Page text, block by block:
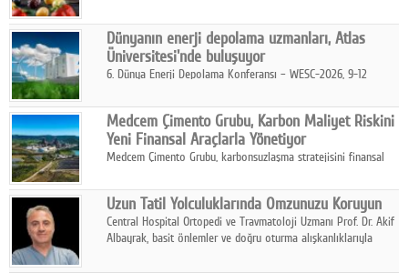
pratik, güvenilir ve lezzetli bir alternatif sunuyor.
Dünyanın enerji depolama uzmanları, Atlas
Üniversitesi'nde buluşuyor
6. Dünya Enerji Depolama Konferansı – WESC-2026, 9-12
sahipliğinde gerçekleştirilecek.
Medcem Çimento Grubu, Karbon Maliyet Riskini
Yeni Finansal Araçlarla Yönetiyor
Medcem Çimento Grubu, karbonsuzlaşma stratejisini finansal
Uzun Tatil Yolculuklarında Omzunuzu Koruyun
Central Hospital Ortopedi ve Travmatoloji Uzmanı Prof. Dr. Akif
Albayrak, basit önlemler ve doğru oturma alışkanlıklarıyla